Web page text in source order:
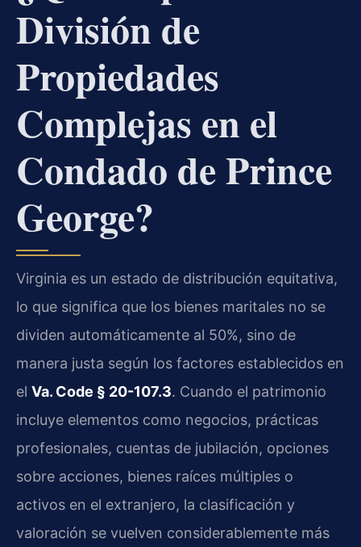
División de
Propiedades
Complejas en el
Condado de Prince
George?
Virginia es un estado de distribución equitativa,
lo que significa que los bienes maritales no se
dividen automáticamente al 50%, sino de
manera justa según los factores establecidos en
el Va. Code § 20-107.3. Cuando el patrimonio
incluye elementos como negocios, prácticas
profesionales, cuentas de jubilación, opciones
sobre acciones, bienes raíces múltiples o
activos en el extranjero, la clasificación y
valoración se vuelven considerablemente más